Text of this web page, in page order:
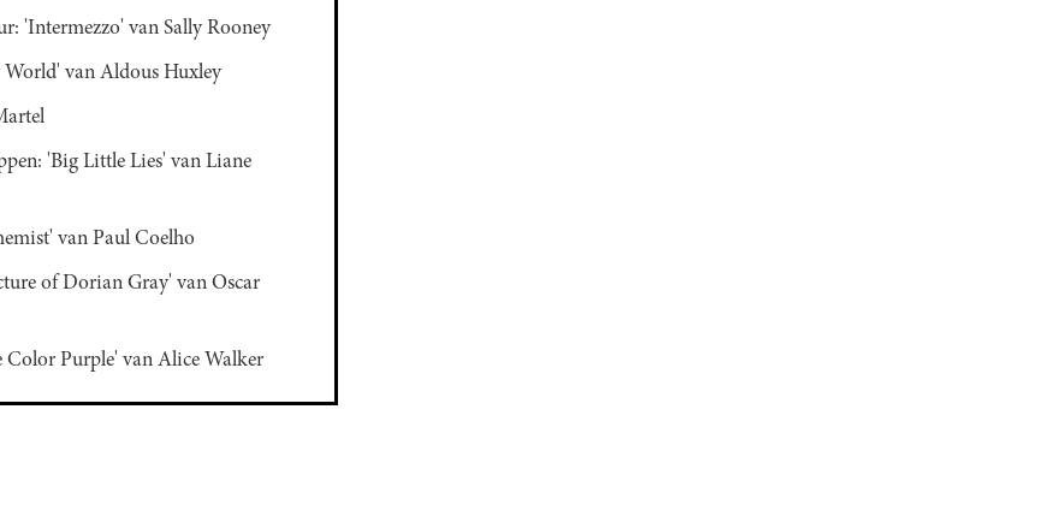
'Intermezzo' van Sally Rooney
van Aldous Huxley
'Big Little Lies' van Liane
van Paul Coelho
of Dorian Gray' van Oscar
Color Purple' van Alice Walker